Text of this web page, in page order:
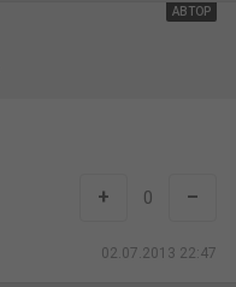
АВТОР
02.07.2013 22:47
+ 0 –